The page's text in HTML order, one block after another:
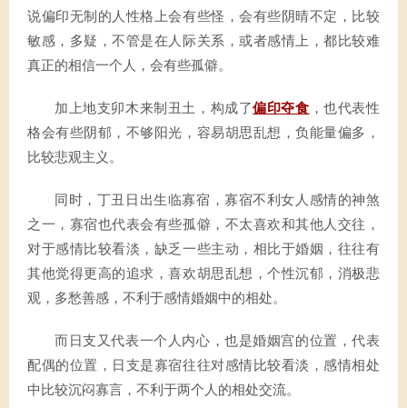
说偏印无制的人性格上会有些怪，会有些阴晴不定，比较
敏感，多疑，不管是在人际关系，或者感情上，都比较难
真正的相信一个人，会有些孤僻。
加上地支卯木来制丑土，构成了偏印夺食 ，也代表性
格会有些阴郁，不够阳光，容易胡思乱想，负能量偏多，
比较悲观主义。
同时，丁丑日出生临寡宿，寡宿不利女人感情的神煞
之一，寡宿也代表会有些孤僻，不太喜欢和其他人交往，
对于感情比较看淡，缺乏一些主动，相比于婚姻，往往有
其他觉得更高的追求，喜欢胡思乱想，个性沉郁，消极悲
观，多愁善感，不利于感情婚姻中的相处。
而日支又代表一个人内心，也是婚姻宫的位置，代表
配偶的位置，日支是寡宿往往对感情比较看淡，感情相处
中比较沉闷寡言，不利于两个人的相处交流。